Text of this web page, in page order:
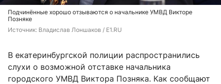
Подчинённые хорошо отзываются о начальнике УМВД Викторе
Позняке
Источник: Владислав Лоншаков / E1.RU
В екатеринбургской полиции распространились
слухи о возможной отставке начальника
городского УМВД Виктора Позняка. Как сообщают